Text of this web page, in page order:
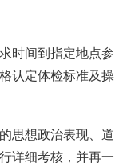
时间到指定地点参
认定体检标准及操
思想政治表现、道
详细考核，并再一